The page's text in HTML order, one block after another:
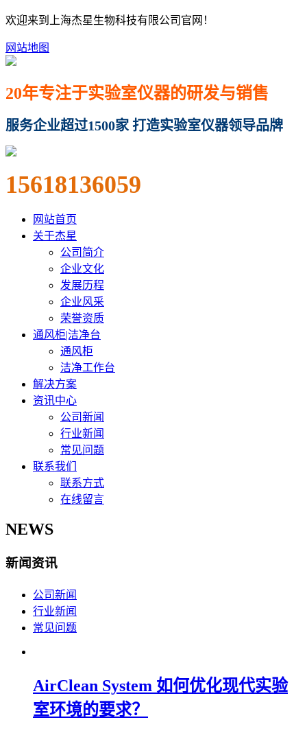
欢迎来到上海杰星生物科技有限公司官网！
网站地图
20年专注于实验室仪器的研发与销售
服务企业超过1500家 打造实验室仪器领导品牌
15618136059
网站首页
关于杰星
公司简介
企业文化
发展历程
企业风采
荣誉资质
通风柜|洁净台
通风柜
洁净工作台
解决方案
资讯中心
公司新闻
行业新闻
常见问题
联系我们
联系方式
在线留言
NEWS
新闻资讯
公司新闻
行业新闻
常见问题
AirClean System 如何优化现代实验
室环境的要求？